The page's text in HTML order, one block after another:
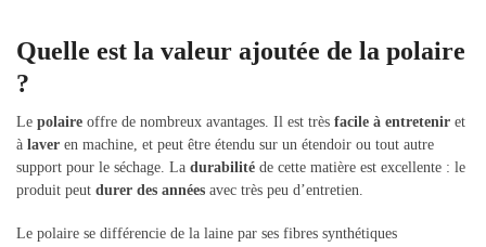
Quelle est la valeur ajoutée de la polaire
?
Le polaire offre de nombreux avantages. Il est très facile à entretenir et
à laver en machine, et peut être étendu sur un étendoir ou tout autre
support pour le séchage. La durabilité de cette matière est excellente : le
produit peut durer des années avec très peu d’entretien.
Le polaire se différencie de la laine par ses fibres synthétiques